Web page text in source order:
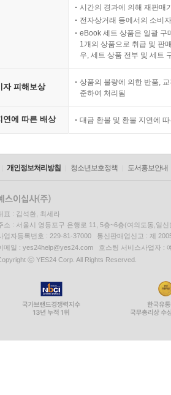
시간의 경과에 의해 재판매
전자상거래 등에서의 소비
eBook 세트 상품은 일괄 구
1개의 상품으로 취급 및 판
우, 세트 상품 전부 및 세트
자 피해보상
상품의 불량에 의한 반품,
준하여 처리됨
연에 따른 배상 대금 환불 및 환불 지연에
개인정보처리방침 청소년보호정책 도서홍보안내
표 : 김석환, 최세라
소 : 서울시 영등포구 은행로 11, 5층~6층(여의도동,일신
업자등록번호 : 229-81-37000 통신판매업신고 : 제
메일 : yes24help@yes24.com 호스팅 서비스사업자 :
ⓒ YES24 Corp. All Rights Reserved.